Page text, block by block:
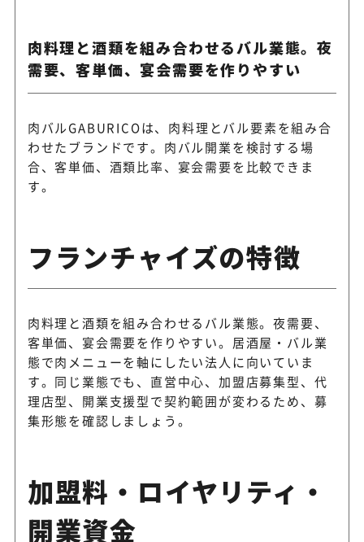
肉料理と酒類を組み合わせるバル業態。夜
需要、客単価、宴会需要を作りやすい
肉バルGABURICOは、肉料理とバル要素を組み合
わせたブランドです。肉バル開業を検討する場
合、客単価、酒類比率、宴会需要を比較できま
す。
フランチャイズの特徴
肉料理と酒類を組み合わせるバル業態。夜需要、
客単価、宴会需要を作りやすい。居酒屋・バル業
態で肉メニューを軸にしたい法人に向いていま
す。同じ業態でも、直営中心、加盟店募集型、代
理店型、開業支援型で契約範囲が変わるため、募
集形態を確認しましょう。
加盟料・ロイヤリティ・
開業資金